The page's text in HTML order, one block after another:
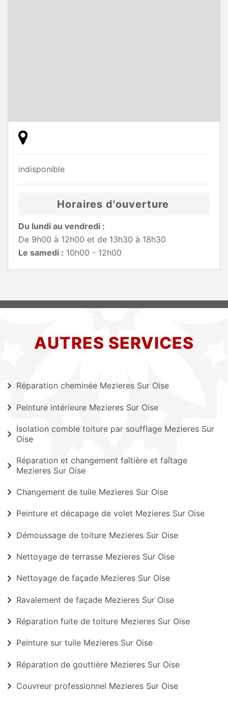
indisponible
Horaires d'ouverture
Du lundi au vendredi :
De 9h00 à 12h00 et de 13h30 à 18h30
Le samedi : 10h00 - 12h00
AUTRES SERVICES
Réparation cheminée Mezieres Sur Oise
Peinture intérieure Mezieres Sur Oise
Isolation comble toiture par soufflage Mezieres Sur
Oise
Réparation et changement faîtière et faîtage
Mezieres Sur Oise
Changement de tuile Mezieres Sur Oise
Peinture et décapage de volet Mezieres Sur Oise
Démoussage de toiture Mezieres Sur Oise
Nettoyage de terrasse Mezieres Sur Oise
Nettoyage de façade Mezieres Sur Oise
Ravalement de façade Mezieres Sur Oise
Réparation fuite de toiture Mezieres Sur Oise
Peinture sur tuile Mezieres Sur Oise
Réparation de gouttière Mezieres Sur Oise
Couvreur professionnel Mezieres Sur Oise